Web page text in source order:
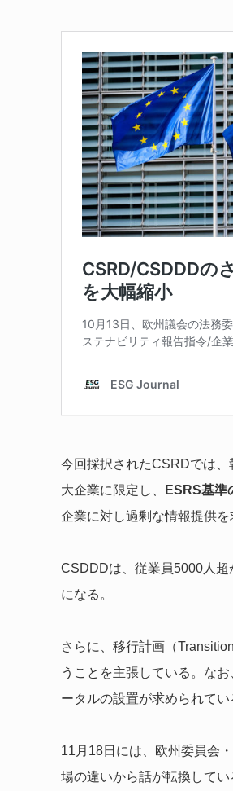
今回採択されたCSRDでは
大企業に限定し、
ESRS基準
企業に対し過剰な情報提供を
CSDDDは、従業員5000人超
になる。
さらに、移行計画（
うことを主張している。な
ータルの設置が求められてい
11月18日には、欧州委員会
場の違いから話が転換して